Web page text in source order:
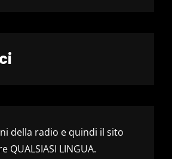
della radio e quindi il sito
QUALSIASI LINGUA.